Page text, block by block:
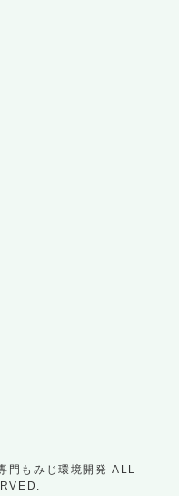
門もみじ環境開発 ALL